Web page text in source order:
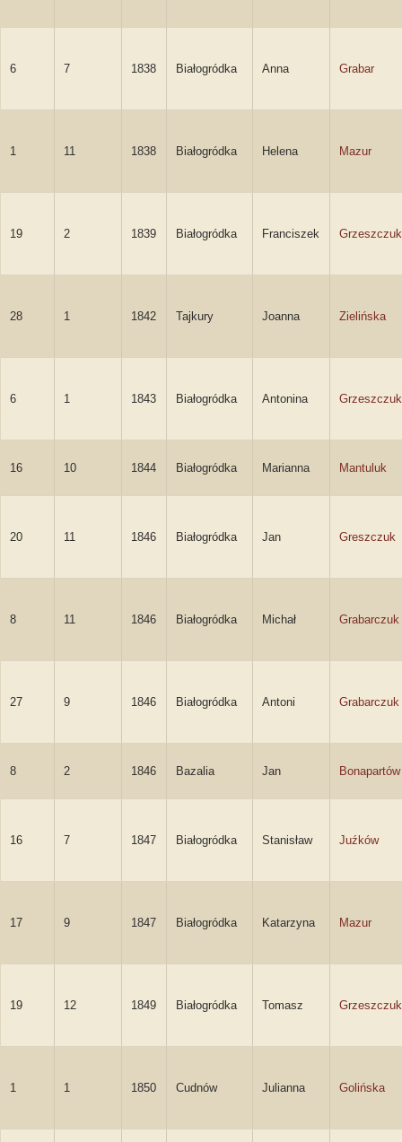
6 7 1838 Białogródka Anna Grabar
1 11 1838 Białogródka Helena Mazur
19 2 1839 Białogródka Franciszek Grzeszczuk
28 1 1842 Tajkury Joanna Zielińska
6 1 1843 Białogródka Antonina Grzeszczuk
16 10 1844 Białogródka Marianna Mantuluk
20 11 1846 Białogródka Jan Greszczuk
8 11 1846 Białogródka Michał Grabarczuk
27 9 1846 Białogródka Antoni Grabarczuk
8 2 1846 Bazalia Jan Bonapartów
16 7 1847 Białogródka Stanisław Juźków
17 9 1847 Białogródka Katarzyna Mazur
19 12 1849 Białogródka Tomasz Grzeszczuk
1 1 1850 Cudnów Julianna Golińska